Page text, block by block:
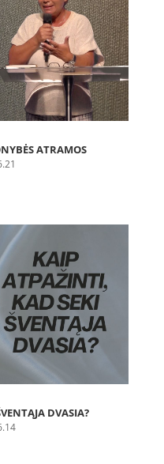
ATRAMOS
DVASIA?